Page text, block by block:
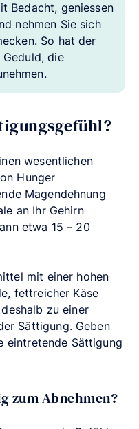
Bedacht, geniessen
nehmen Sie sich
So hat der
die
wesentlichen
Hunger
Magendehnung
an Ihr Gehirn
etwa 15 – 20
mit einer hohen
fettreicher Käse
zu einer
Sättigung. Geben
eintretende Sättigung
zum Abnehmen?